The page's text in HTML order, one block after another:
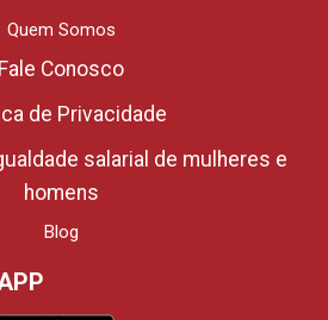
Quem Somos
Fale Conosco
de Privacidade
salarial de mulheres e
homens
Blog